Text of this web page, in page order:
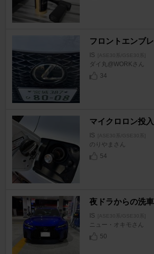
フロントエンブ
IS [ASE30系/GSE30系]
ダイ丸@WORKさん
34
マイクロロン投
IS [ASE30系/GSE30系]
のりやまさん
54
夜ドラからの洗
IS [ASE30系/GSE30系]
ニュー・オキモさん
50